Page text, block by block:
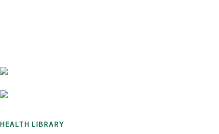
HEALTH LIBRARY